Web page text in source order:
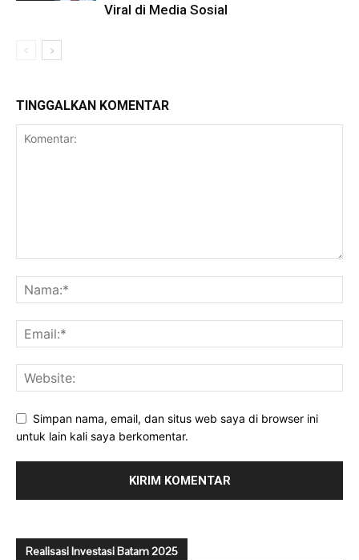
Viral di Media Sosial
TINGGALKAN KOMENTAR
Simpan nama, email, dan situs web saya di browser ini
untuk lain kali saya berkomentar.
Realisasi Investasi Batam 2025